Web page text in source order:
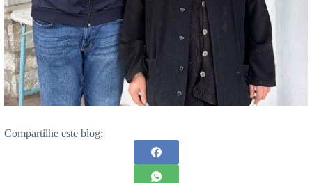
Compartilhe este blog: